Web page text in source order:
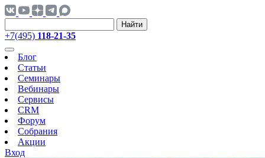
Найти
+7(495) 118-21-35
Блог
Статьи
Семинары
Вебинары
Сервисы
CRM
Форум
Собрания
Акции
Вход